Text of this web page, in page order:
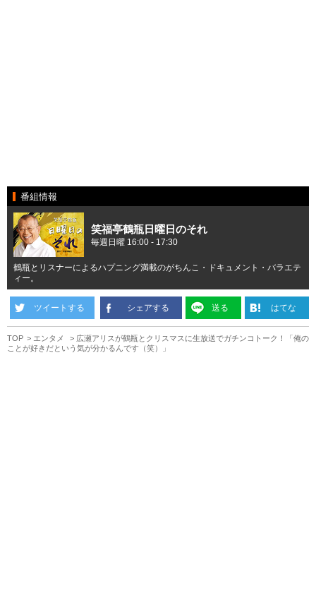
番組情報
笑福亭鶴瓶日曜日のそれ
毎週日曜 16:00 - 17:30
鶴瓶とリスナーによるハプニング満載のがちんこ・ドキュメント・バラエテ
ィー。
ツイートする シェアする 送る はてな
TOP エンタメ
広瀬アリスが鶴瓶とクリスマスに生放送でガチンコトーク！「俺の
ことが好きだという気が分かるんです（笑）」